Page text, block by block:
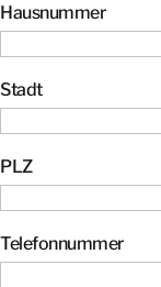
Hausnummer
Stadt
PLZ
Telefonnummer